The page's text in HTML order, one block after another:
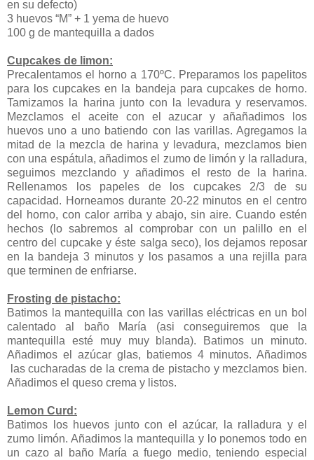
en su defecto)
3 huevos “M” + 1 yema de huevo
100 g de mantequilla a dados
Cupcakes de limon:
Precalentamos el horno a 170ºC. Preparamos los papelitos
para los cupcakes en la bandeja para cupcakes de horno.
Tamizamos la harina junto con la levadura y reservamos.
Mezclamos el aceite con el azucar y añañadimos los
huevos uno a uno batiendo con las varillas. Agregamos la
mitad de la mezcla de harina y levadura, mezclamos bien
con una espátula, añadimos el zumo de limón y la ralladura,
seguimos mezclando y añadimos el resto de la harina.
Rellenamos los papeles de los cupcakes 2/3 de su
capacidad. Horneamos durante 20-22 minutos en el centro
del horno, con calor arriba y abajo, sin aire. Cuando estén
hechos (lo sabremos al comprobar con un palillo en el
centro del cupcake y éste salga seco), los dejamos reposar
en la bandeja 3 minutos y los pasamos a una rejilla para
que terminen de enfriarse.
Frosting de pistacho:
Batimos la mantequilla con las varillas eléctricas en un bol
calentado al baño María (asi conseguiremos que la
mantequilla esté muy muy blanda). Batimos un minuto.
Añadimos el azúcar glas, batiemos 4 minutos. Añadimos
las cucharadas de la crema de pistacho y mezclamos bien.
Añadimos el queso crema y listos.
Lemon Curd:
Batimos los huevos junto con el azúcar, la ralladura y el
zumo limón. Añadimos la mantequilla y lo ponemos todo en
un cazo al baño María a fuego medio, teniendo especial